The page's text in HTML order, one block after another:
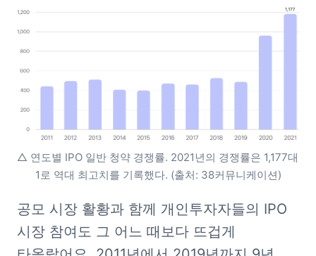
△ 연도별 IPO 일반 청약 경쟁률. 2021년의 경쟁률은 1,177대
1로 역대 최고치를 기록했다. (출처: 38커뮤니케이션)
공모 시장 활황과 함께 개인투자자들의 IPO
시장 참여도 그 어느 때보다 뜨겁게